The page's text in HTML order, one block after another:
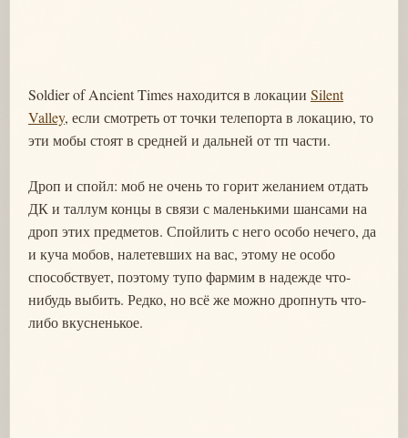
Soldier of Ancient Times находится в локации Silent
Valley, если смотреть от точки телепорта в локацию, то
эти мобы стоят в средней и дальней от тп части.
Дроп и спойл: моб не очень то горит желанием отдать
ДК и таллум концы в связи с маленькими шансами на
дроп этих предметов. Спойлить с него особо нечего, да
и куча мобов, налетевших на вас, этому не особо
способствует, поэтому тупо фармим в надежде что-
нибудь выбить. Редко, но всё же можно дропнуть что-
либо вкусненькое.